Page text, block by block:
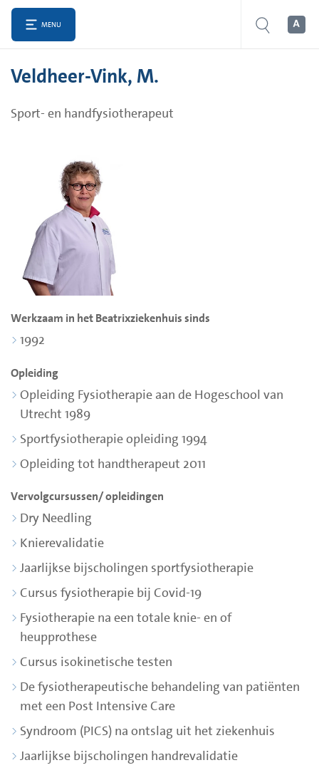
MENU
Veldheer-Vink, M.
Sport- en handfysiotherapeut
Werkzaam in het Beatrixziekenhuis sinds
1992
Opleiding
Opleiding Fysiotherapie aan de Hogeschool van
Utrecht 1989
Sportfysiotherapie opleiding 1994
Opleiding tot handtherapeut 2011
Vervolgcursussen/ opleidingen
Dry Needling
Knierevalidatie
Jaarlijkse bijscholingen sportfysiotherapie
Cursus fysiotherapie bij Covid-19
Fysiotherapie na een totale knie- en of
heupprothese
Cursus isokinetische testen
De fysiotherapeutische behandeling van patiënten
met een Post Intensive Care
Syndroom (PICS) na ontslag uit het ziekenhuis
Jaarlijkse bijscholingen handrevalidatie